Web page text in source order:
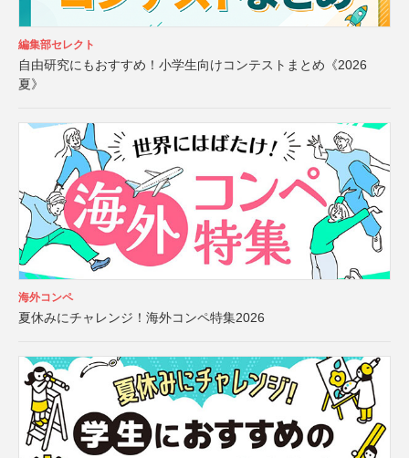
編集部セレクト
自由研究にもおすすめ！小学生向けコンテストまとめ《2026
夏》
海外コンペ
夏休みにチャレンジ！海外コンペ特集2026